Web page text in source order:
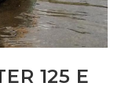
125 E